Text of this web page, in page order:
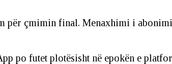
çmimin final. Menaxhimi i
po futet plotësisht në epokën e